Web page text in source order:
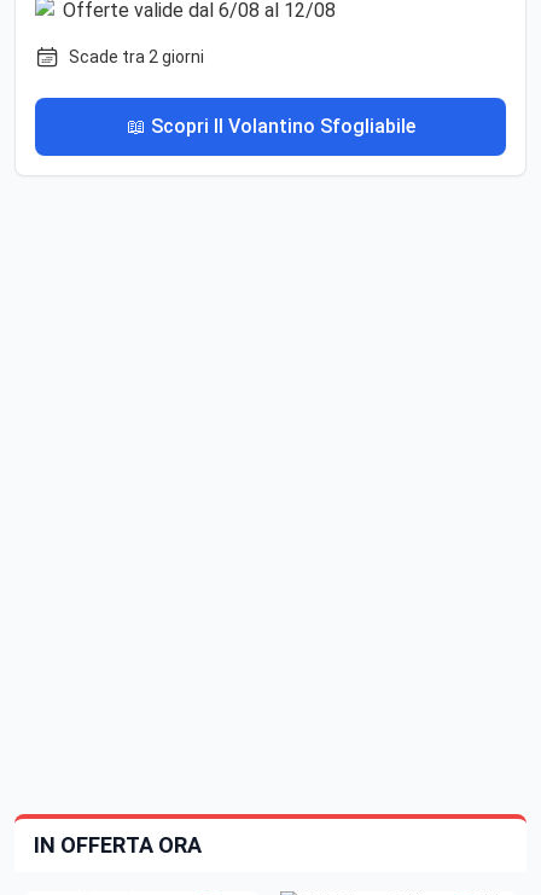
Scade tra 2 giorni
📖 Scopri Il Volantino Sfogliabile
IN OFFERTA ORA